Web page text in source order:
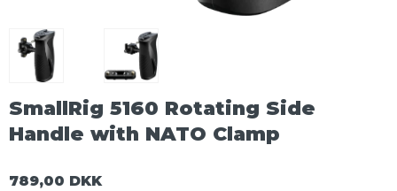
SmallRig 5160 Rotating Side
Handle with NATO Clamp
789,00 DKK